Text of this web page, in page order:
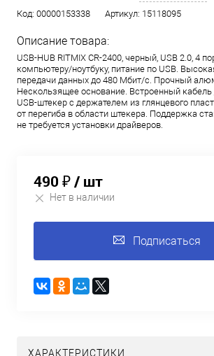
Код: 00000153338 Артикул: 15118095
Описание товара:
USB-HUB RITMIX CR-2400, черный, USB 2.0, 4
компьютеру/ноутбуку, питание по USB.
передачи данных до 480 Мбит/с. Прочный
Нескользящее основание. Встроенный кабель
USB-штекер с держателем из глянцевого
от перегиба в области штекера. Поддержка
не требуется установки драйверов.
490 ₽/ шт
Нет в наличии
Подписаться
ХАРАКТЕРИСТИКИ